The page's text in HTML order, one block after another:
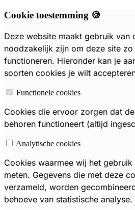
Cookie toestemming 🍪
Deze website maakt gebruik van
noodzakelijk zijn om deze site
functioneren. Hieronder kan je
soorten cookies je wilt
Functionele cookies
Cookies die ervoor zorgen dat
behoren functioneert (altijd
Analytische cookies
Cookies waarmee wij het
meten. Gegevens die met deze
verzameld, worden
behoeve van statistische analyse.